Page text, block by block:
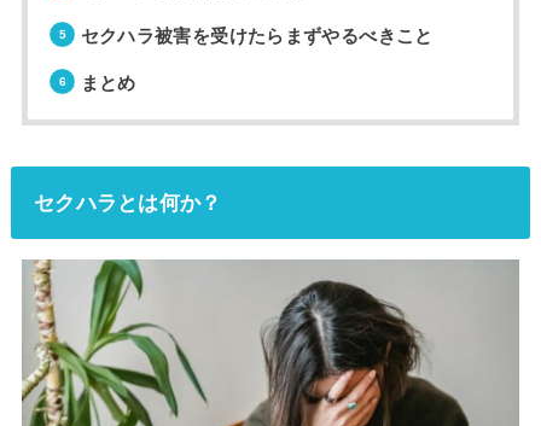
セクハラ被害を受けたらまずやるべきこと
まとめ
セクハラ とは何か？